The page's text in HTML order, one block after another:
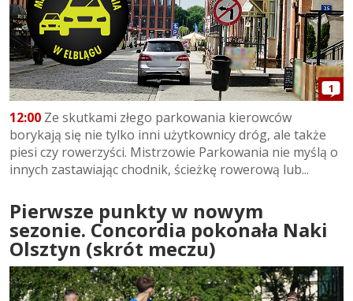
1
12:00 Ze skutkami złego parkowania kierowców
borykają się nie tylko inni użytkownicy dróg, ale także
piesi czy rowerzyści. Mistrzowie Parkowania nie myślą o
innych zastawiając chodnik, ścieżkę rowerową lub...
Pierwsze punkty w nowym
sezonie. Concordia pokonała Naki
Olsztyn (skrót meczu)